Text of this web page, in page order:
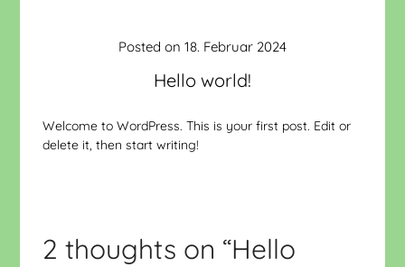
Hello world!
Posted on 18. Februar 2024
Welcome to WordPress. This is your first post. Edit or
delete it, then start writing!
2 thoughts on “Hello